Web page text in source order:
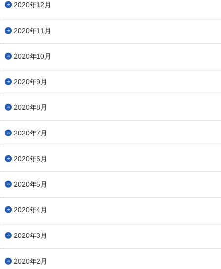
2020年12月
2020年11月
2020年10月
2020年9月
2020年8月
2020年7月
2020年6月
2020年5月
2020年4月
2020年3月
2020年2月